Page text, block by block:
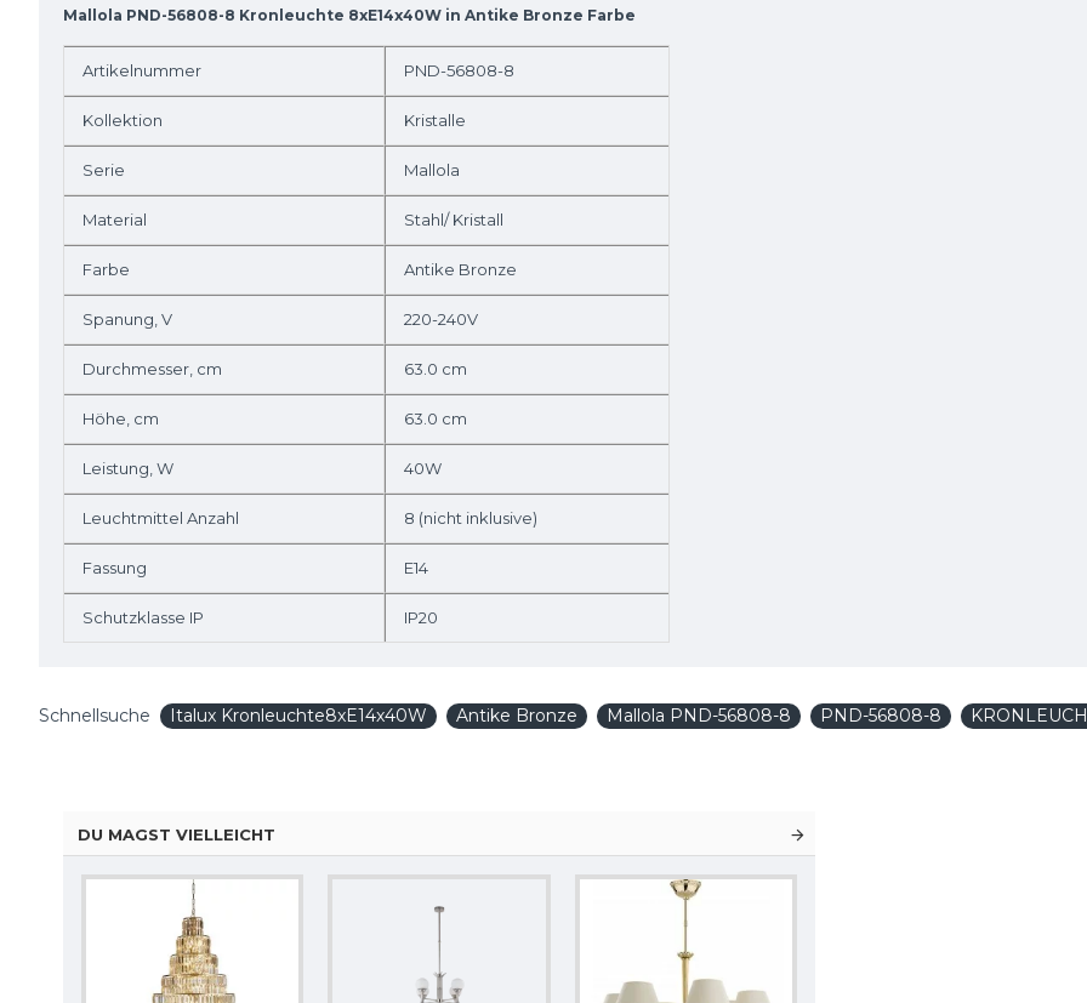
Mallola PND-56808-8 Kronleuchte 8xE14x40W in Antike Bronze Farbe
Artikelnummer PND-56808-8
Kollektion Kristalle
Serie Mallola
Material Stahl/ Kristall
Farbe Antike Bronze
Spanung, V 220-240V
Durchmesser, cm 63.0 cm
Höhe, cm 63.0 cm
Leistung, W 40W
Leuchtmittel Anzahl 8 (nicht inklusive)
Fassung E14
Schutzklasse IP IP20
Schnellsuche Italux Kronleuchte8xE14x40W Antike Bronze Mallola PND-56808-8 PND-56808-8
DU MAGST VIELLEICHT